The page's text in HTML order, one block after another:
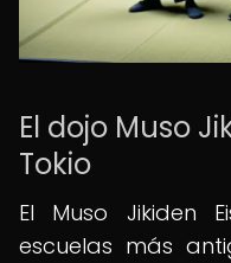
El dojo Muso
Tokio
El Muso Jikiden
escuelas más